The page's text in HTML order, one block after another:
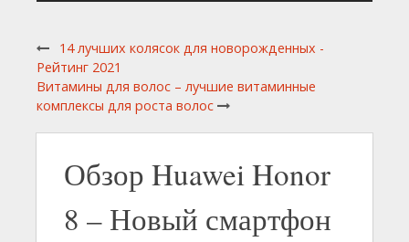
14 лучших колясок для новорожденных -
Рейтинг 2021
Витамины для волос – лучшие витаминные
комплексы для роста волос
Обзор Huawei Honor
8 – Новый смартфон